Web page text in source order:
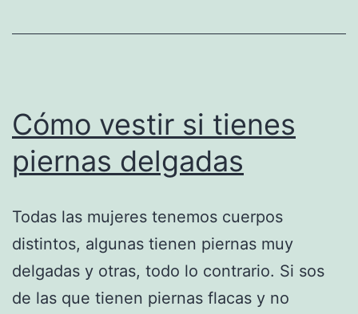
Cómo vestir si tienes
piernas delgadas
Todas las mujeres tenemos cuerpos
distintos, algunas tienen piernas muy
delgadas y otras, todo lo contrario. Si sos
de las que tienen piernas flacas y no